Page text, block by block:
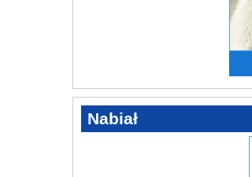
Nabiał